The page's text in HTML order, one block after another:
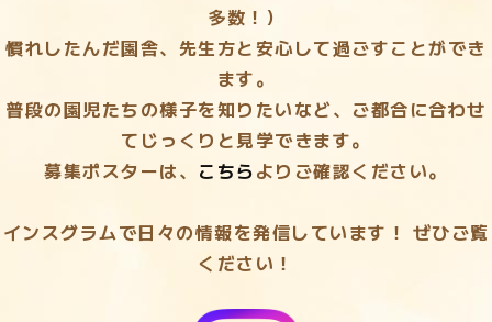
多数！）
慣れしたんだ園舎、先生方と安心して過ごすことができ
ます。
普段の園児たちの様子を知りたいなど、ご都合に合わせ
てじっくりと見学できます。
募集ポスターは、 こちらよりご確認ください。
インスグラムで日々の情報を発信しています！ ぜひご覧
ください！